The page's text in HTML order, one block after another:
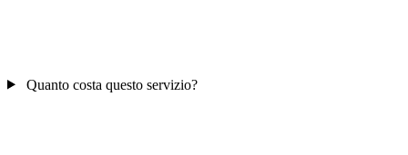
Quanto costa questo servizio?